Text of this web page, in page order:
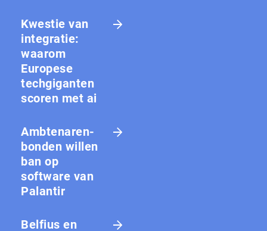
Kwestie van
integratie:
waarom
Europese
techgiganten
scoren met ai
Amb­te­na­ren­
bon­den willen
ban op
software van
Palantir
Belfius en